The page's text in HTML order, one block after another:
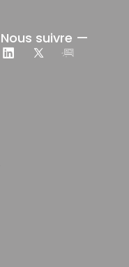
Nous suivre —